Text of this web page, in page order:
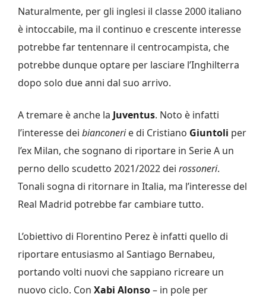
Naturalmente, per gli inglesi il classe 2000 italiano
è intoccabile, ma il continuo e crescente interesse
potrebbe far tentennare il centrocampista, che
potrebbe dunque optare per lasciare l’Inghilterra
dopo solo due anni dal suo arrivo.
A tremare è anche la Juventus. Noto è infatti
l’interesse dei bianconerie di Cristiano Giuntoli per
l’ex Milan, che sognano di riportare in Serie A un
perno dello scudetto 2021/2022 dei rossoneri.
Tonali sogna di ritornare in Italia, ma l’interesse del
Real Madrid potrebbe far cambiare tutto.
L’obiettivo di Florentino Perez è infatti quello di
riportare entusiasmo al Santiago Bernabeu,
portando volti nuovi che sappiano ricreare un
nuovo ciclo. Con Xabi Alonso– in pole per